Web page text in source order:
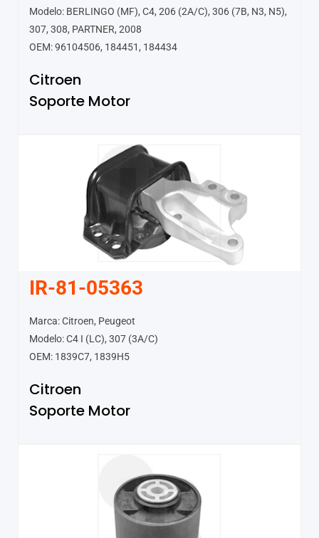
Modelo: BERLINGO (MF), C4, 206 (2A/C), 306 (7B, N3, N5),
307, 308, PARTNER, 2008
OEM: 96104506, 184451, 184434
Citroen
Soporte Motor
IR-81-05363
Marca: Citroen, Peugeot
Modelo: C4 I (LC), 307 (3A/C)
OEM: 1839C7, 1839H5
Citroen
Soporte Motor